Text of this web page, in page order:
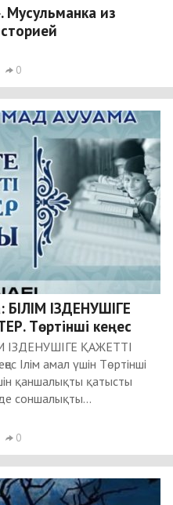
Мусульманка из
0
ІЗДЕНУШІГЕ
Төртінші кеңеc
ІЗДЕНУШІГЕ ҚАЖЕТТІ
Ілім амал үшін Төртінші
қаншалықты қатысты
соншалықты...
0